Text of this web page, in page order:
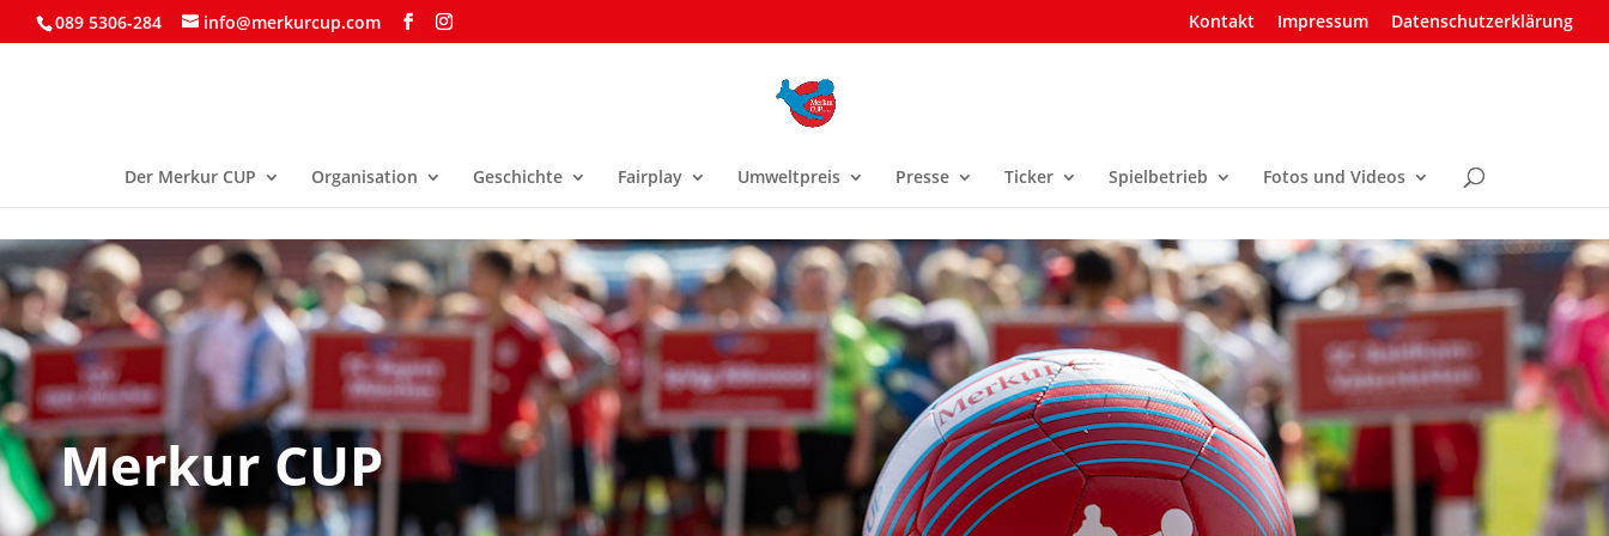
089 5306-284 info@merkurcup.com Kontakt Impressum Datenschutzerklärung
Der Merkur CUP Organisation Geschichte Fairplay Umweltpreis Presse Ticker Spielbetrieb Fotos und Videos
Merkur CUP